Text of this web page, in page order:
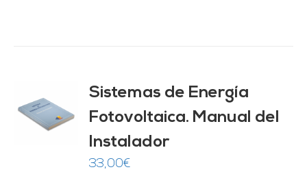
de 5
Sistemas de Energía
Fotovoltaica. Manual del
Instalador
33,00€